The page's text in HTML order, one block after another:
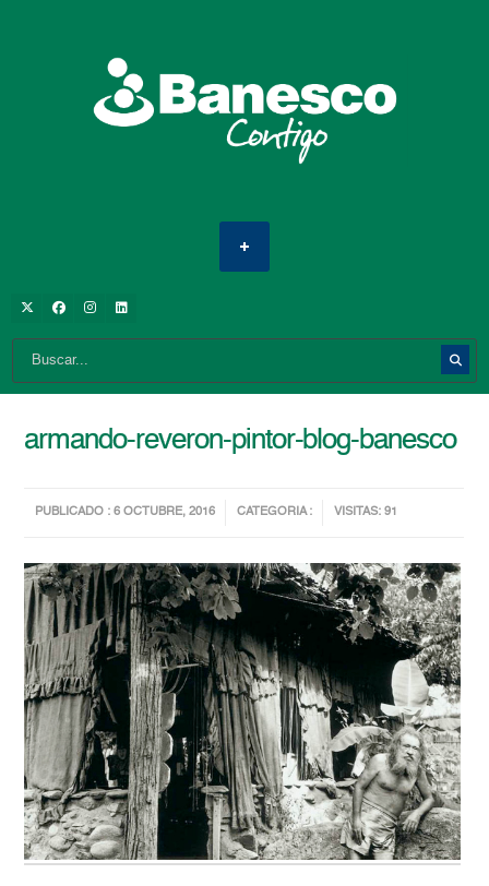
armando-reveron-pintor-blog-banesco
PUBLICADO : 6 OCTUBRE, 2016 CATEGORIA : VISITAS: 91